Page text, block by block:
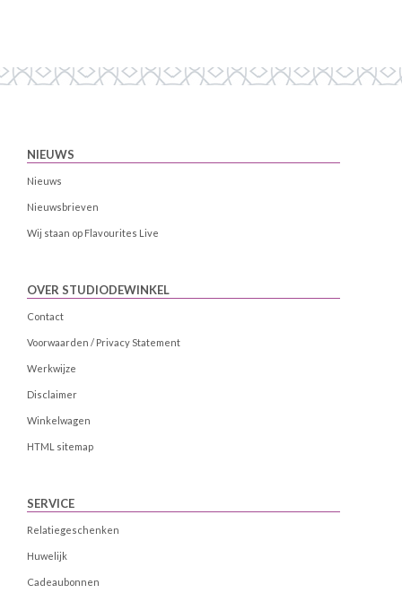
NIEUWS
Nieuws
Nieuwsbrieven
Wij staan op Flavourites Live
OVER STUDIODEWINKEL
Contact
Voorwaarden / Privacy Statement
Werkwijze
Disclaimer
Winkelwagen
HTML sitemap
SERVICE
Relatiegeschenken
Huwelijk
Cadeaubonnen